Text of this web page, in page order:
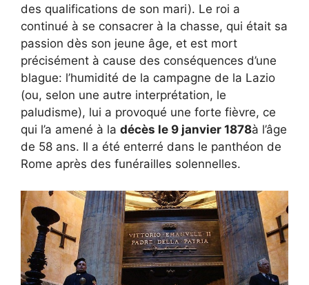
des qualifications de son mari). Le roi a
continué à se consacrer à la chasse, qui était sa
passion dès son jeune âge, et est mort
précisément à cause des conséquences d’une
blague: l’humidité de la campagne de la Lazio
(ou, selon une autre interprétation, le
paludisme), lui a provoqué une forte fièvre, ce
qui l’a amené à la décès le 9 janvier 1878à l’âge
de 58 ans. Il a été enterré dans le panthéon de
Rome après des funérailles solennelles.